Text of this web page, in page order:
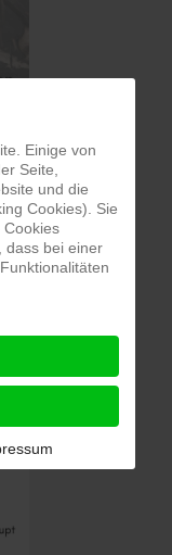
Einige von
Seite,
und die
Cookies). Sie
Cookies
dass bei einer